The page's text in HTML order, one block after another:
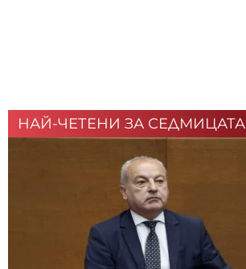
НАЙ-ЧЕТЕНИ ЗА СЕДМИЦАТА